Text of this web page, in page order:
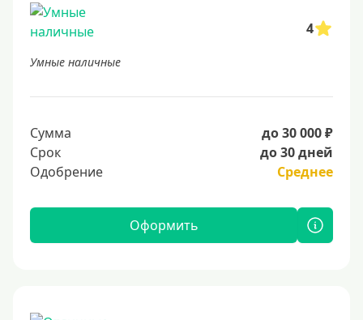
4
Умные наличные
Сумма
до 30 000 ₽
Срок
до 30 дней
Одобрение
Среднее
Оформить